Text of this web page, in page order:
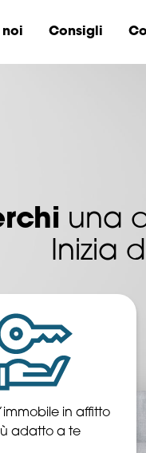
noi Consigli
una
Inizia
in affitto
adatto a te